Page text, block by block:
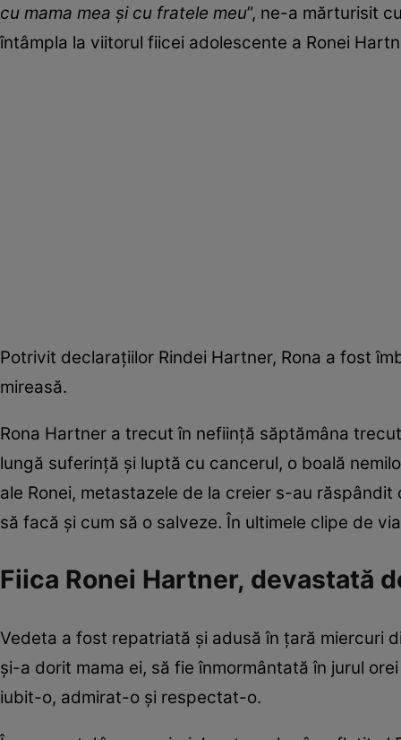
cu mama mea și cu fratele meu”, ne-a mărturisit
întâmpla la viitorul fiicei adolescente a Ronei
Potrivit declarațiilor Rindei Hartner, Rona a fost
mireasă.
Rona Hartner a trecut în neființă săptămâna
lungă suferință și luptă cu cancerul, o boală
ale Ronei, metastazele de la creier s-au
să facă și cum să o salveze. În ultimele clipe de
Fiica Ronei Hartner, devastată
Vedeta a fost repatriată și adusă în țară miercuri
și-a dorit mama ei, să fie înmormântată în jurul
iubit-o, admirat-o și respectat-o.